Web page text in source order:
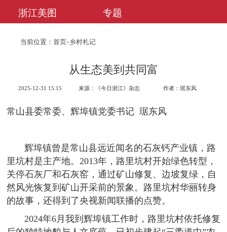
浙江美图
专题
当前位置： 首页>乡村札记
从生态美到共同富
2025-12-31 15:15 来源：《今日浙江》杂志 作者：琚东风
常山县委常委、辉埠镇党委书记 琚东风
辉埠镇曾是常山县远近闻名的石灰钙产业镇，路
里坑村是主产地。2013年，路里坑村开始绿色转型，
关停石灰厂和石灰窑，通过矿山修复、边坡复绿，自
然风光恢复到矿山开采前的景象。路里坑村华丽转身
的故事，还得到了央视新闻联播的点赞。
2024年6月我到辉埠镇工作时，路里坑村依托修复